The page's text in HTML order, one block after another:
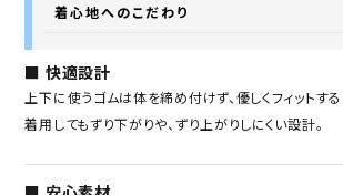
着心地へのこだわり
■ 快適設計
上下に使うゴムは体を締め付けず、優しくフィットす
着用してもずり下がりや、ずり上がりしにくい設計。